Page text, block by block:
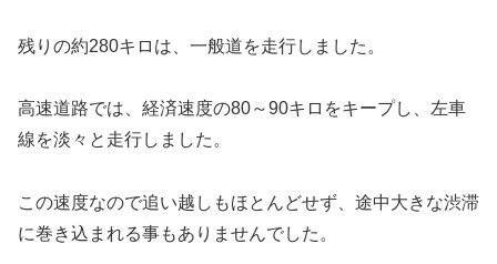
残りの約280キロは、一般道を走行しました。
高速道路では、経済速度の80～90キロをキープし、左車
線を淡々と走行しました。
この速度なので追い越しもほとんどせず、途中大きな渋滞
に巻き込まれる事もありませんでした。